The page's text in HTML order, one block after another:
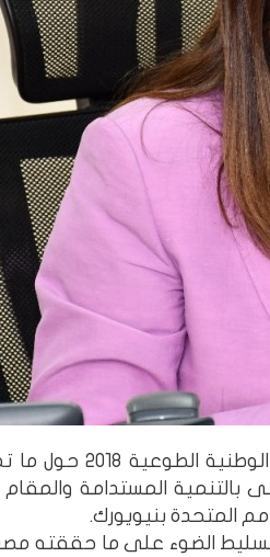
تستعرض غدا الثلاثاء د. هاله السعيد، وزيرة التخطيط والمتابعة
بالتنمية المستدامة
الضوء على ما حققته مصر